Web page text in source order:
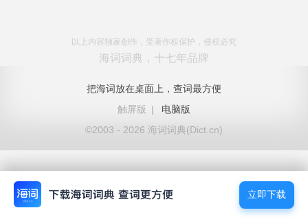
以上内容独家创作，受著作权保护，侵权必究
海词词典，十七年品牌
把海词放在桌面上，查词最方便
触屏版
|
电脑版
©2003 - 2026 海词词典(Dict.cn)
立即下载
立即下载